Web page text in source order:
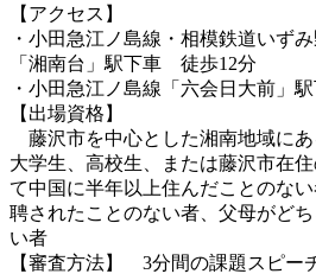
【アクセス】
・小田急江ノ島線・相模鉄道いず
「湘南台」駅下車 徒歩12分
・小田急江ノ島線「六会日大前」
【出場資格】
藤沢市を中心とした湘南地域に
大学生、高校生、または藤沢市在
て中国に半年以上住んだことのな
聘されたことのない者、父母がど
い者
【審査方法】 3分間の課題スピー